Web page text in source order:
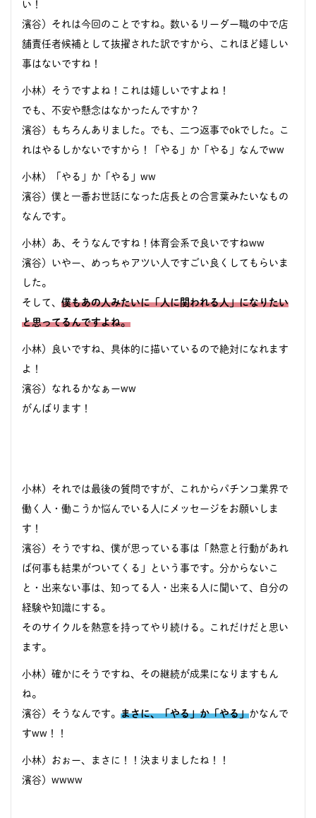
い！
濱谷）それは今回のことですね。数いるリーダー職の中で店
舗責任者候補として抜擢された訳ですから、これほど嬉しい
事はないですね！
小林）そうですよね！これは嬉しいですよね！
でも、不安や懸念はなかったんですか？
濱谷）もちろんありました。でも、二つ返事でokでした。こ
れはやるしかないですから！「やる」か「やる」なんでww
小林）「やる」か「やる」ww
濱谷）僕と一番お世話になった店長との合言葉みたいなもの
なんです。
小林）あ、そうなんですね！体育会系で良いですねww
濱谷）いやー、めっちゃアツい人ですごい良くしてもらいま
した。
そして、 僕もあの人みたいに「人に関われる人」になりたい
と思ってるんですよね。
小林）良いですね、具体的に描いているので絶対になれます
よ！
濱谷）なれるかなぁーww
がんばります！
小林）それでは最後の質問ですが、これからパチンコ業界で
働く人・働こうか悩んでいる人にメッセージをお願いしま
す！
濱谷）そうですね、僕が思っている事は「熱意と行動があれ
ば何事も結果がついてくる」という事です。分からないこ
と・出来ない事は、知ってる人・出来る人に聞いて、自分の
経験や知識にする。
そのサイクルを熱意を持ってやり続ける。これだけだと思い
ます。
小林）確かにそうですね、その継続が成果になりますもん
ね。
濱谷）そうなんです。 まさに、「やる」か「やる」かなんで
すww！！
小林）おぉー、まさに！！決まりましたね！！
濱谷）wwww